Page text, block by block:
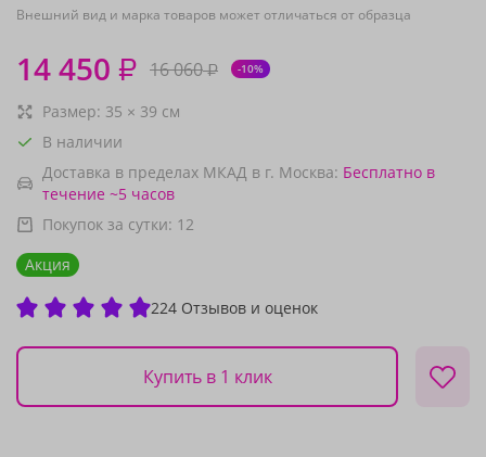
Внешний вид и марка товаров может отличаться от образца
14 450 ₽ 16 060₽ -10%
Размер: 35 × 39 см
В наличии
Доставка в пределах МКАД в г. Москва: Бесплатно в
течение ~5 часов
Покупок за сутки: 12
Акция
224 Отзывов и оценок
Купить в 1 клик